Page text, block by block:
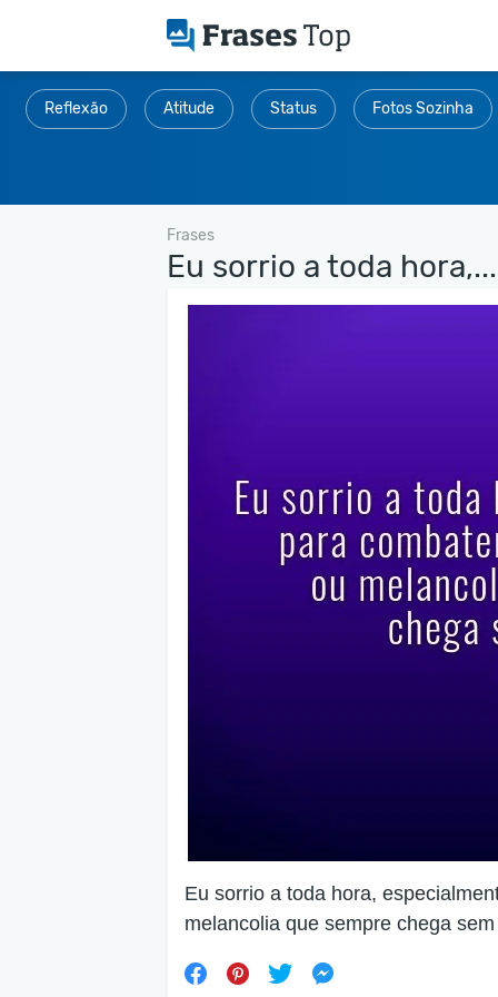
Reflexão Atitude Status Fotos Sozinha
Frases
Eu sorrio a toda hora,...
Eu sorrio a toda hora,
melancolia que sempre chega